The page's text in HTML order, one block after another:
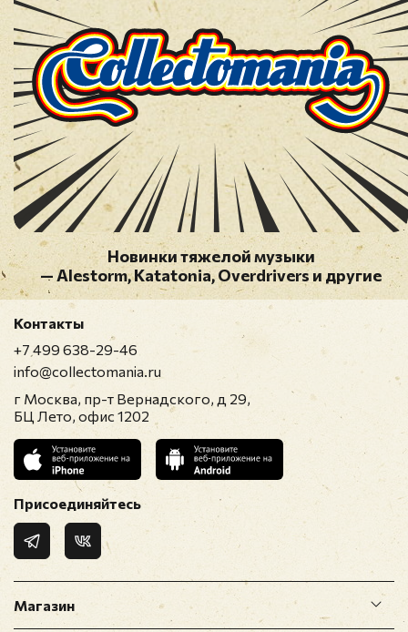
Новинки тяжелой музыки
— Alestorm, Katatonia, Overdrivers и другие
Магазин
Контакты
+7 499 638-29-46
info@collectomania.ru
г Москва, пр-т Вернадского, д 29,
БЦ Лето, офис 1202
Присоединяйтесь